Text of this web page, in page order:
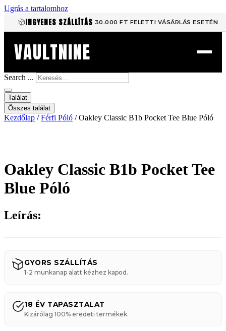
Ugrás a tartalomhoz
INGYENES SZÁLLÍTÁS 30.000 FT FELETTI VÁSÁRLÁS ESETÉN
VAULTNINE
Search ...
Találat
Összes találat
Kezdőlap /Férfi Póló / Oakley Classic B1b Pocket Tee Blue Póló
Oakley Classic B1b Pocket Tee
Blue Póló
Leírás:
GYORS SZÁLLÍTÁS
1-2 munkanap alatt kézhez kapod.
18 ÉV TAPASZTALAT
Kizárólag 100% eredeti termékek.